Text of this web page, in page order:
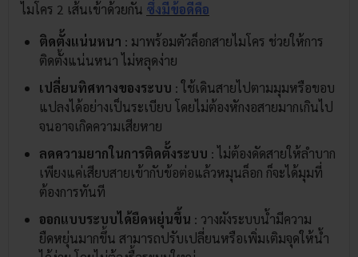
ไมโคร 2 เส้นเข้าด้วยกัน ซึ่งมีข้อดีคือ
ติดตั้งแน่นหนา : มาพร้อมตัวล็อกสายไมโคร ช่วยให้การ
ติดตั้งแน่นหนา ไม่หลุดง่าย
เปลี่ยนทิศทางของระบบ : ใช้เดินสายไปตามมุมหรือขอบ
แปลงได้อย่างเป็นระเบียบ โดยไม่ต้องหักงอสายมากเกินไป
จนอาจเกิดความเสียหาย
ลดความยากในการติดตั้งระบบ : ไม่ต้องดัดสายให้ลำบาก
เพียงแค่เสียบสายเข้ากับข้อต่อแล้วหมุนล็อก ก็จะได้มุมที่
ต้องการทันที
ออกแบบระบบได้ยืดหยุ่นขึ้น : วางผังระบบน้ำมีความ
ยืดหยุ่นมากขึ้น สามารถปรับเปลี่ยนหรือเพิ่มเติมจุดให้น้ำ